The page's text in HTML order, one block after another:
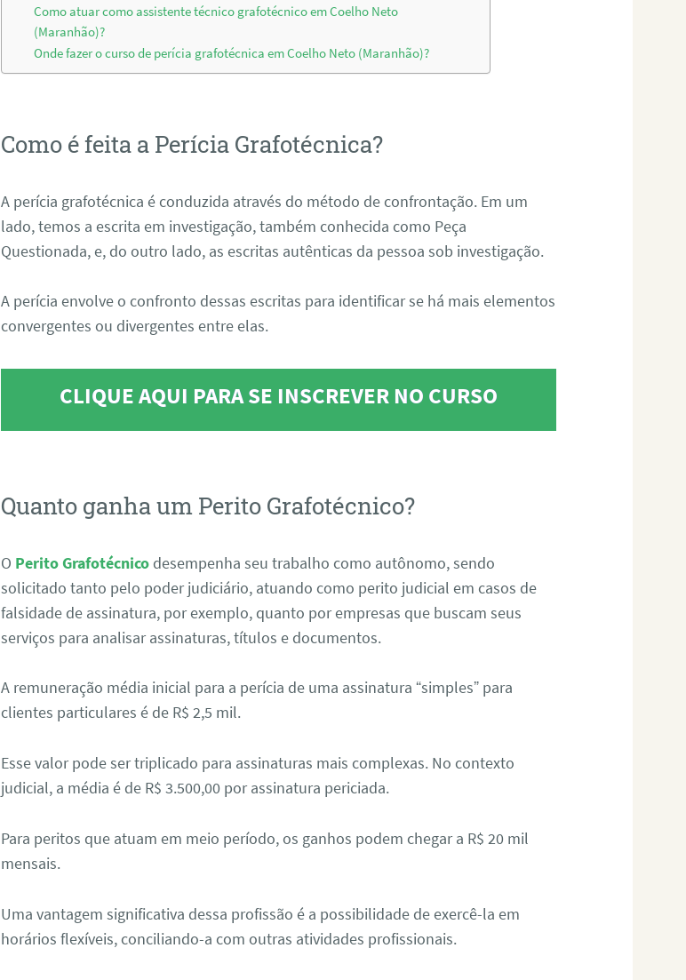
Como atuar como assistente técnico grafotécnico em Coelho Neto
(Maranhão)?
Onde fazer o curso de perícia grafotécnica em Coelho Neto (Maranhão)?
Como é feita a Perícia Grafotécnica?
A perícia grafotécnica é conduzida através do método de confrontação. Em um
lado, temos a escrita em investigação, também conhecida como Peça
Questionada, e, do outro lado, as escritas autênticas da pessoa sob investigação.
A perícia envolve o confronto dessas escritas para identificar se há mais elementos
convergentes ou divergentes entre elas.
CLIQUE AQUI PARA SE INSCREVER NO CURSO
Quanto ganha um Perito Grafotécnico?
O Perito Grafotécnico desempenha seu trabalho como autônomo, sendo
solicitado tanto pelo poder judiciário, atuando como perito judicial em casos de
falsidade de assinatura, por exemplo, quanto por empresas que buscam seus
serviços para analisar assinaturas, títulos e documentos.
A remuneração média inicial para a perícia de uma assinatura “simples” para
clientes particulares é de R$ 2,5 mil.
Esse valor pode ser triplicado para assinaturas mais complexas. No contexto
judicial, a média é de R$ 3.500,00 por assinatura periciada.
Para peritos que atuam em meio período, os ganhos podem chegar a R$ 20 mil
mensais.
Uma vantagem significativa dessa profissão é a possibilidade de exercê-la em
horários flexíveis, conciliando-a com outras atividades profissionais.